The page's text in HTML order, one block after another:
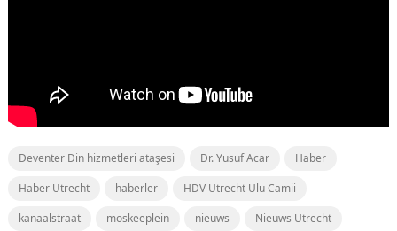
Deventer Din hizmetleri ataşesi Dr. Yusuf Acar
Haber
Haber Utrecht
haberler
HDV Utrecht Ulu Camii
kanaalstraat
moskeeplein nieuws Nieuws Utrecht